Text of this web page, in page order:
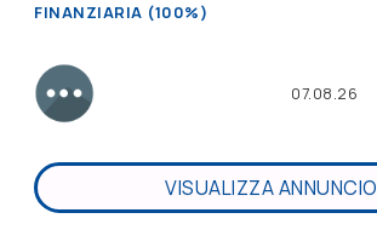
FINANZIARIA (100%)
07.08.26
VISUALIZZA ANNUNCIO